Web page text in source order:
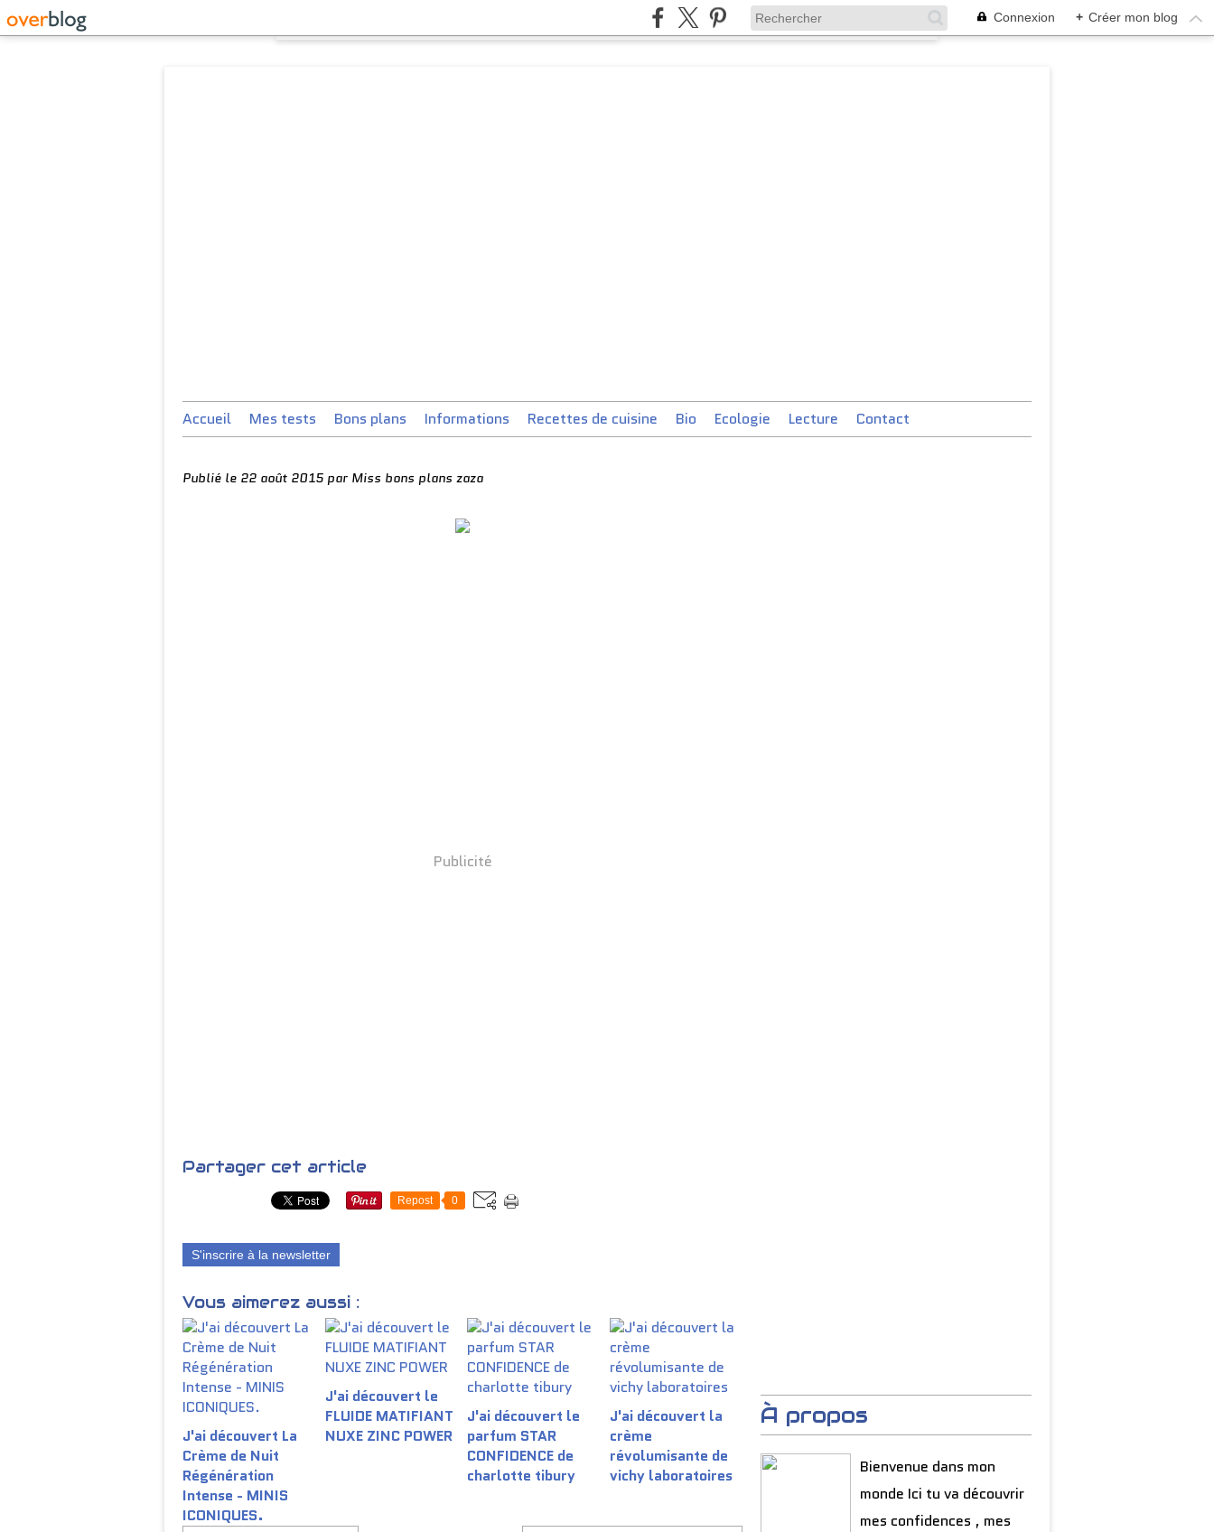
Connexion + Créer mon blog
Accueil Mes tests Bons plans Informations Recettes de cuisine Bio Ecologie Lecture Contact
Publié le 22 août 2015 par Miss bons plans zaza
Publicité
Partager cet article
Repost 0
S'inscrire à la newsletter
Vous aimerez aussi :
J'ai découvert La
Crème de Nuit
Régénération
Intense - MINIS
ICONIQUES.
J'ai découvert le
FLUIDE MATIFIANT
NUXE ZINC POWER
J'ai découvert le
parfum STAR
CONFIDENCE de
charlotte tibury
J'ai découvert la
crème
révolumisante de
vichy laboratoires
À propos
Bienvenue dans mon
monde Ici tu va découvrir
mes confidences , mes